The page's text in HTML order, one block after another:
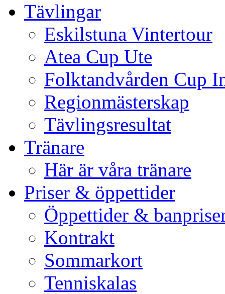
Tävlingar
Eskilstuna Vintertour
Atea Cup Ute
Folktandvården Cup
Regionmästerskap
Tävlingsresultat
Tränare
Här är våra tränare
Priser & öppettider
Öppettider &
Kontrakt
Sommarkort
Tenniskalas